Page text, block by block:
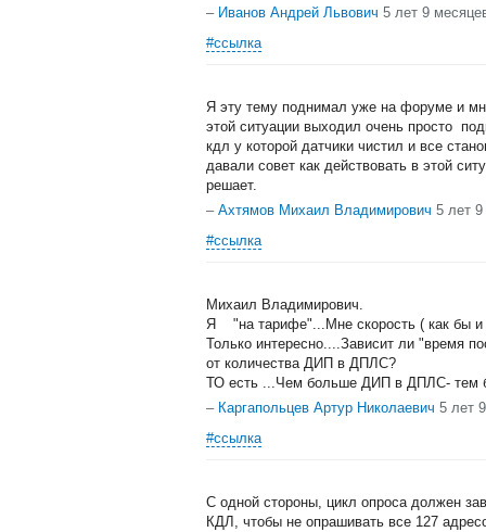
– Иванов Андрей Львович 5 лет 9
#ссылка
Я эту тему поднимал уже на форуме и
этой ситуации выходил очень просто
кдл у которой датчики чистил и все
давали совет как действовать в этой
решает.
– Ахтямов Михаил Владимирович 5 лет
#ссылка
Михаил Владимирович.
Я "на тарифе"...Мне скорость ( как бы и
Только интересно....Зависит ли "время
от количества ДИП в ДПЛС?
ТО есть ...Чем больше ДИП в ДПЛС- тем
– Каргапольцев Артур Николаевич 5 лет
#ссылка
С одной стороны, цикл опроса должен
КДЛ, чтобы не опрашивать все 127